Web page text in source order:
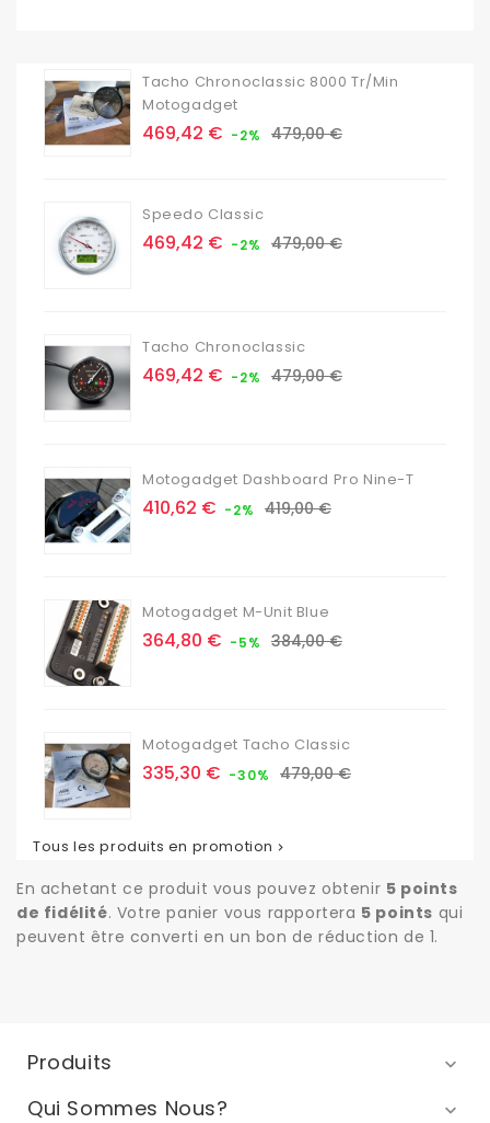
Tacho Chronoclassic 8000 Tr/min
Motogadget
Prix
469,42 € -2% Prix
479,00 €
Speedo Classic
Prix
469,42 € -2% Prix
479,00 €
Tacho Chronoclassic
Prix
469,42 € -2% Prix
479,00 €
Motogadget Dashboard Pro Nine-T
Prix
410,62 € -2% Prix
419,00 €
Motogadget M-Unit Blue
Prix
364,80 € -5% Prix
384,00 €
Motogadget Tacho Classic
Prix
335,30 € -30% Prix
479,00 €
Tous les produits en promotion 
En achetant ce produit vous pouvez obtenir 5 points
de fidélité. Votre panier vous rapportera 5 points qui
peuvent être converti en un bon de réduction de 1.
Produits 
Qui Sommes Nous? 